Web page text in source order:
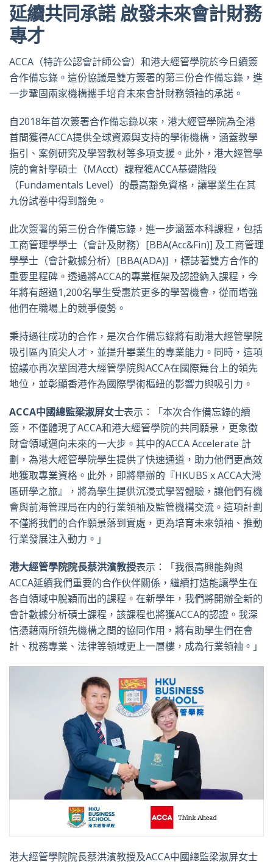
特
書
英
郵
延續共同承諾 啟發未來會計財務
專才
ACCA （特許公認會計師公會）和港大經管學院於今日續簽
合作備忘錄。這份協議是雙方簽署的第三份合作備忘錄，進
一步鞏固兩家機構攜手培育未來會計財務領袖的承諾。
自2018年首次簽署合作備忘錄以來，港大經管學院為全港
首間獲得ACCA提供全球資源與支持的學術機構，涵蓋教學
指引、案例研究及學習教材等多項支援。此外，港大經管學
院的會計學碩士（MAcct）課程獲ACCA基礎階段
（Fundamentals Level）的最高豁免資格，讓畢業生在其
九份試卷中得到豁免。
此次簽署的第三份合作備忘錄，進一步涵蓋本科課程，包括
工商管理學學士（會計及財務）[BBA(Acc&Fin)] 及工商管理
學學士（會計數據分析）[BBA(ADA)] ，標誌著雙方合作的
重要里程碑。透過將ACCA的專業框架及認證納入課程，今
年將有超過1,200名學生受惠於更多的學習機會，從而增強
他們在職場上的競爭優勢。
秉持過往成功的合作，是次合作備忘錄將有助港大經管學院
吸引區內頂尖人才，並提升畢業生的專業能力。同時，這項
協議亦再次鞏固港大經管學院與ACCA在國際舞台上的領先
地位，並彰顯香港作為國際學術樞紐的影響力與吸引力。
ACCA中國總監梁淑屏女士表示：「本次合作備忘錄的續
簽，不僅體現了ACCA和港大經管學院的共同願景，更象徵
財會領域邁向未來的一大步。其中的ACCA Accelerate 計
劃，為港大經管學院學生提供了快速通道，助力他們更高效
地獲取專業資格。此外，即將舉辦的『HKUBS x ACCA大灣
區研學之旅』，將為學生提供沉浸式學習體驗，讓他們有機
會與前海管理局在内的行業領袖及監管機構交流。這項計劃
不僅將我們的合作願景落到實處，更為培育未來領袖、推動
行業發展注入動力。」
港大經管學院院長蔡洪濱教授表示：「我很高興能夠與
ACCA延續我們重要的合作伙伴關係，繼續打造能讓學生在
各自領域中脫穎而出的課程。在新學年，我們將開辦全新的
會計數據分析碩士課程，該課程也將獲ACCA的認證。我深
信憑藉兩所領先機構之間的協同作用，將有助學生們在會
計、稅務專業、法律等領域更上一層樓，成為行業領袖。」
港大經管學院院長蔡洪濱教授及ACCA中國總監梁淑屏女士